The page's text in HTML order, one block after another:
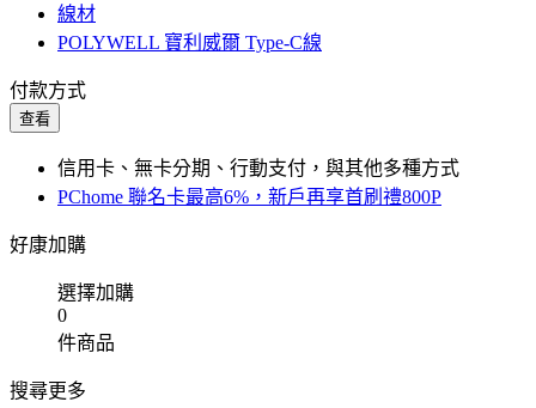
線材
POLYWELL 寶利威爾 Type-C線
付款方式
查看
信用卡、無卡分期、行動支付，與其他多種方式
PChome 聯名卡最高6%，新戶再享首刷禮800P
好康加購
選擇加購
0
件商品
搜尋更多